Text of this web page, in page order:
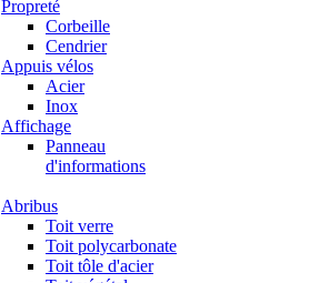
Propreté
Corbeille
Cendrier
Appuis vélos
Acier
Inox
Affichage
Panneau
d'informations
Abribus
Toit verre
Toit polycarbonate
Toit tôle d'acier